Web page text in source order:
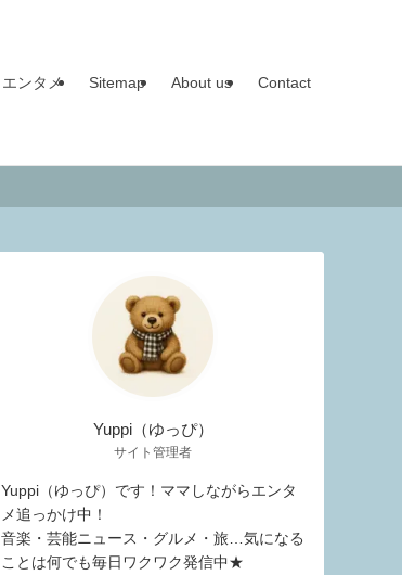
エンタメ Sitemap About us Contact
Yuppi（ゆっぴ）
サイト管理者
Yuppi（ゆっぴ）です！ママしながらエンタ
メ追っかけ中！
音楽・芸能ニュース・グルメ・旅…気になる
ことは何でも毎日ワクワク発信中★